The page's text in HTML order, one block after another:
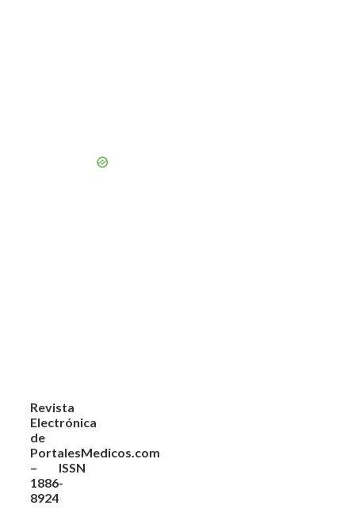
Revista
Electrónica
de
PortalesMedicos.com
– ISSN
1886-
8924